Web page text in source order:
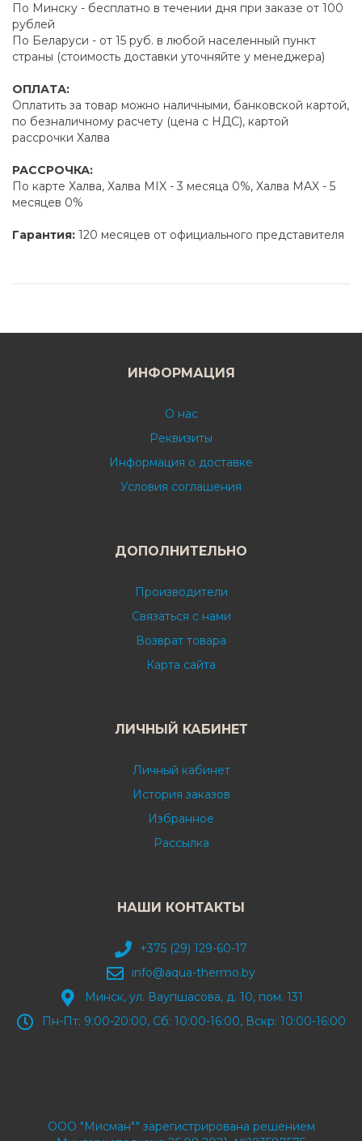
По Минску - бесплатно в течении дня при заказе от 100
рублей
По Беларуси - от 15 руб. в любой населенный пункт
страны (стоимость доставки уточняйте у менеджера)
ОПЛАТА:
Оплатить за товар можно наличными, банковской картой,
по безналичному расчету (цена с НДС), картой
рассрочки Халва
РАССРОЧКА:
По карте Халва, Халва MIX - 3 месяца 0%, Халва MAX - 5
месяцев 0%
Гарантия: 120 месяцев от официального представителя
ИНФОРМАЦИЯ
О нас
Реквизиты
Информация о доставке
Условия соглашения
ДОПОЛНИТЕЛЬНО
Производители
Связаться с нами
Возврат товара
Карта сайта
ЛИЧНЫЙ КАБИНЕТ
Личный кабинет
История заказов
Избранное
Рассылка
НАШИ КОНТАКТЫ
+375 (29) 129-60-17
info@aqua-thermo.by
Минск, ул. Ваупшасова, д. 10, пом. 131
Пн-Пт: 9:00-20:00, Сб: 10:00-16:00, Вскр: 10:00-16:00
ООО "Мисман"" зарегистрирована решением